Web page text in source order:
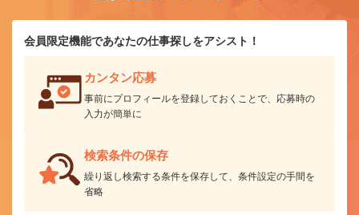
会員限定機能であなたの仕事探しをアシスト！
カンタン応募
事前にプロフィールを登録しておくことで、応募時の
入力が簡単に
検索条件の保存
繰り返し検索する条件を保存して、条件設定の手間を
省略